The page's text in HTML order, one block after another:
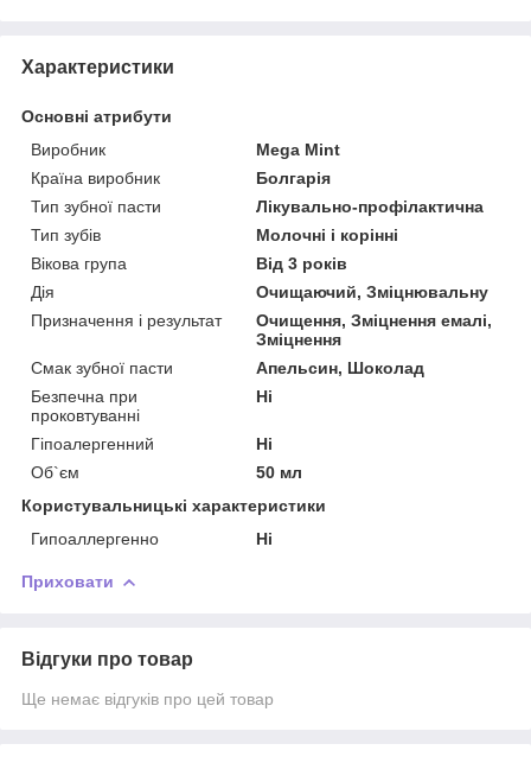
Характеристики
Основні атрибути
Виробник
Mega Mint
Країна виробник
Болгарія
Тип зубної пасти
Лікувально-профілактична
Тип зубів
Молочні і корінні
Вікова група
Від 3 років
Дія
Очищаючий, Зміцнювальну
Призначення і результат
Очищення, Зміцнення емалі,
Зміцнення
Смак зубної пасти
Апельсин, Шоколад
Безпечна при
проковтуванні
Ні
Гіпоалергенний
Ні
Об`єм
50 мл
Користувальницькі характеристики
Гипоаллергенно
Ні
Приховати
Відгуки про товар
Ще немає відгуків про цей товар